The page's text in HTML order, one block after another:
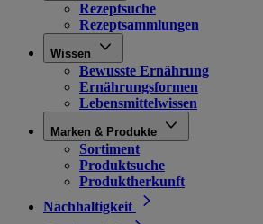
Rezeptsuche
Rezeptsammlungen
Wissen
Bewusste Ernährung
Ernährungsformen
Lebensmittelwissen
Marken & Produkte
Sortiment
Produktsuche
Produktherkunft
Nachhaltigkeit